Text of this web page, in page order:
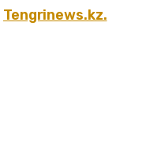
Tengrinews.kz.